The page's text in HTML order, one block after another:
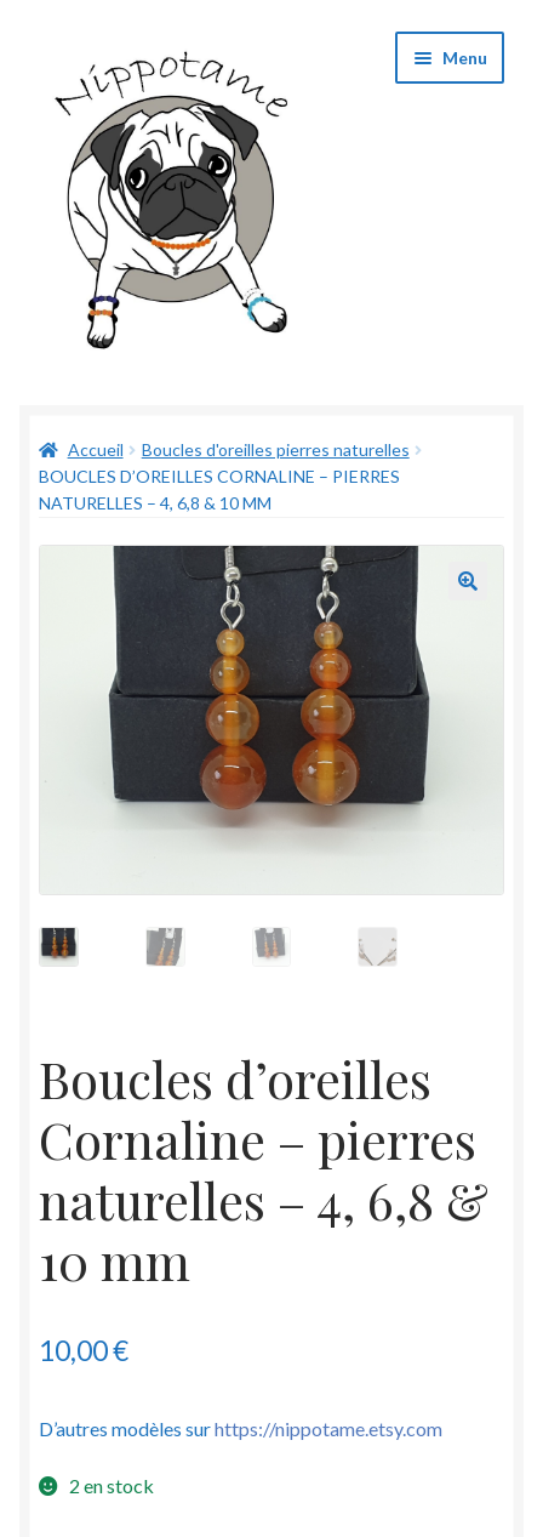
navigation
contenu
Menu
Panier
Validation de commande
Mon compte
Accueil
Boucles d'oreilles pierres naturelles
BOUCLES D’OREILLES CORNALINE – PIERRES
NATURELLES – 4, 6,8 & 10 MM
Boucles d’oreilles
Cornaline – pierres
naturelles – 4, 6,8 &
10 mm
10,00€
D’autres modèles surhttps://nippotame.etsy.com
2 en stock